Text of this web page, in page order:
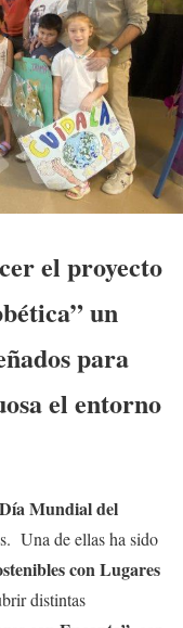
el proyecto
un
para
el entorno
Día Mundial del
Una de ellas ha sido
con Lugares
distintas